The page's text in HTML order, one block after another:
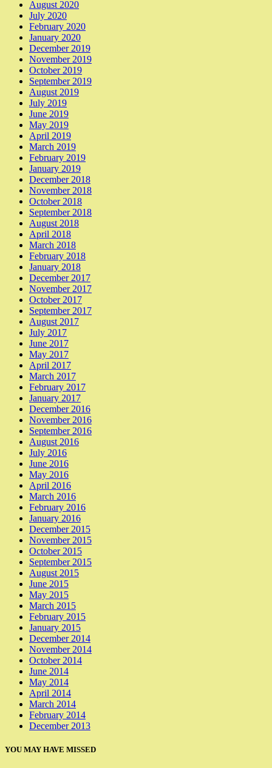
August 2020
July 2020
February 2020
January 2020
December 2019
November 2019
October 2019
September 2019
August 2019
July 2019
June 2019
May 2019
April 2019
March 2019
February 2019
January 2019
December 2018
November 2018
October 2018
September 2018
August 2018
April 2018
March 2018
February 2018
January 2018
December 2017
November 2017
October 2017
September 2017
August 2017
July 2017
June 2017
May 2017
April 2017
March 2017
February 2017
January 2017
December 2016
November 2016
September 2016
August 2016
July 2016
June 2016
May 2016
April 2016
March 2016
February 2016
January 2016
December 2015
November 2015
October 2015
September 2015
August 2015
June 2015
May 2015
March 2015
February 2015
January 2015
December 2014
November 2014
October 2014
June 2014
May 2014
April 2014
March 2014
February 2014
December 2013
YOU MAY HAVE MISSED